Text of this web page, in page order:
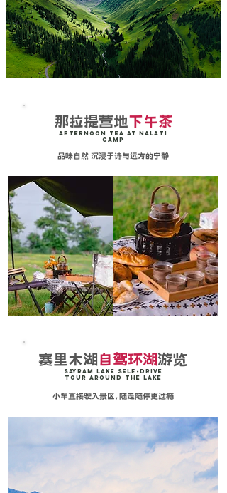
那拉提营地下午茶
afternoon tea at nalati
camp
品味自然 沉浸于诗与远方的宁静
赛里木湖自驾环湖游览
Sayram Lake Self-Drive
Tour Around the Lake
小车直接驶入景区，随走随停更过瘾